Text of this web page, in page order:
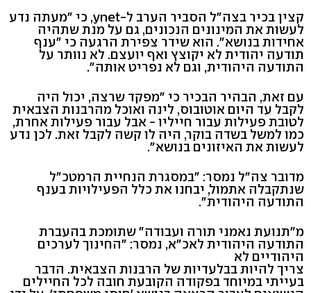
קצין בכיר בצה"ל הסביר הערב ל-ynet, כי "מעתה נדע
לעשות את המינונים הנכונים, גם על מנת שתהיה
אחידות בנושא". הוא שידר צפירת הרגעה כי "ענף
תודעה יהודית לא יקוצץ ואף יועצם. לא נוותר על
התודעה היהודית, וגם לא נפריט אותה".
עם זאת, הבהיר הבכיר כי "מפקד שרצה, יכול היה
לקבל עד היום אוטובוס, לינה ואוכל מהרבנות הצבאית
לטובת פעילות עבור חייליו - אבל עבור פעילות אחרת,
כמו למשל בשדה בוקר, היה לו קשה לקבל זאת. לכן נדע
לעשות את האיזונים בנושא".
מדובר צה"ל נמסר: "במסגרת הנחיית הרמטכ"ל
שנתקבלה אתמול, יבחנו את כלל הפעילויות בענף
התודעה היהודית".
מ"תנועת נאמני תורה ועבודה" שתומכת בהעברת
התודעה היהודית לאכ"א, נמסר: "החינוך לערכים
היהודיים לא
צריך להיות בבלעדיות של הרבנות הצבאית. הדבר
בעייתי במיוחד בפקודה הקובעת חובה לכל החיילים